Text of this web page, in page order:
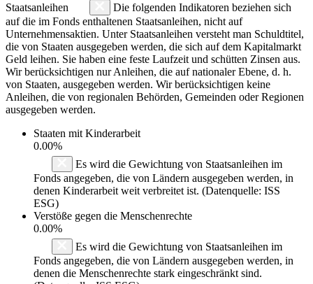
Staatsanleihen
Die folgenden Indikatoren beziehen sich
auf die im Fonds enthaltenen Staatsanleihen, nicht auf
Unternehmensaktien. Unter Staatsanleihen versteht man Schuldtitel,
die von Staaten ausgegeben werden, die sich auf dem Kapitalmarkt
Geld leihen. Sie haben eine feste Laufzeit und schütten Zinsen aus.
Wir berücksichtigen nur Anleihen, die auf nationaler Ebene, d. h.
von Staaten, ausgegeben werden. Wir berücksichtigen keine
Anleihen, die von regionalen Behörden, Gemeinden oder Regionen
ausgegeben werden.
Staaten mit Kinderarbeit
0.00%
Es wird die Gewichtung von Staatsanleihen im
Fonds angegeben, die von Ländern ausgegeben werden, in
denen Kinderarbeit weit verbreitet ist. (Datenquelle: ISS
ESG)
Verstöße gegen die Menschenrechte
0.00%
Es wird die Gewichtung von Staatsanleihen im
Fonds angegeben, die von Ländern ausgegeben werden, in
denen die Menschenrechte stark eingeschränkt sind.